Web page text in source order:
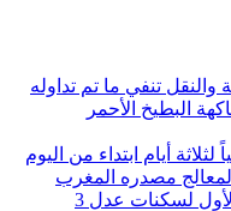
والنقل تنفي ما تم تداوله
البطيخ الأحمر
أيام ابتداء من اليوم
مصدره المغرب
لسكنات عدل 3